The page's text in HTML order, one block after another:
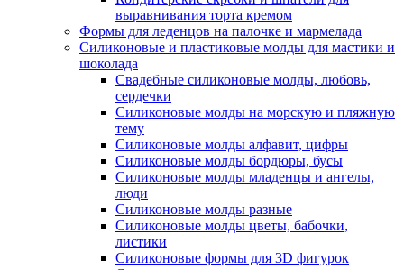
выравнивания торта кремом
Формы для леденцов на палочке и мармелада
Силиконовые и пластиковые молды для мастики и
шоколада
Свадебные силиконовые молды, любовь,
сердечки
Силиконовые молды на морскую и пляжную
тему
Силиконовые молды алфавит, цифры
Силиконовые молды бордюры, бусы
Силиконовые молды младенцы и ангелы,
люди
Силиконовые молды разные
Силиконовые молды цветы, бабочки,
листики
Силиконовые формы для 3D фигурок